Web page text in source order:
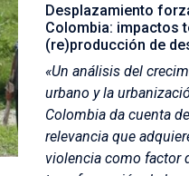
Desplazamiento
Colombia: impactos
(re)producción de
«Un análisis del
urbano y la
Colombia da cuenta
relevancia que
violencia como factor